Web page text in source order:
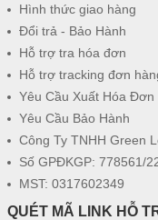
Hình thức giao hàng
Đổi trả - Bảo Hành
Hỗ trợ tra hóa đơn
Hỗ trợ tracking đơn
Yêu Cầu Xuất Hóa Đơn
Yêu Cầu Bảo Hành
Công Ty TNHH Green
Số GPĐKGP: 778561/
MST: 0317602349
QUÉT MÃ LINK HỖ